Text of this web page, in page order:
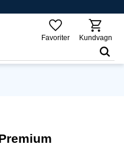
Favoriter Kundvagn